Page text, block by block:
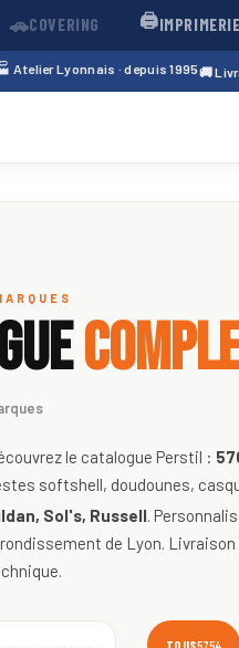
🚗COVERING 🖨️IMPRIMERIE
Atelier Lyonnais · depuis 1995🚚
le catalogue Perstil :
softshell, doudounes,
Sol's, Russell.
de Lyon. Livraison
TOUS5754